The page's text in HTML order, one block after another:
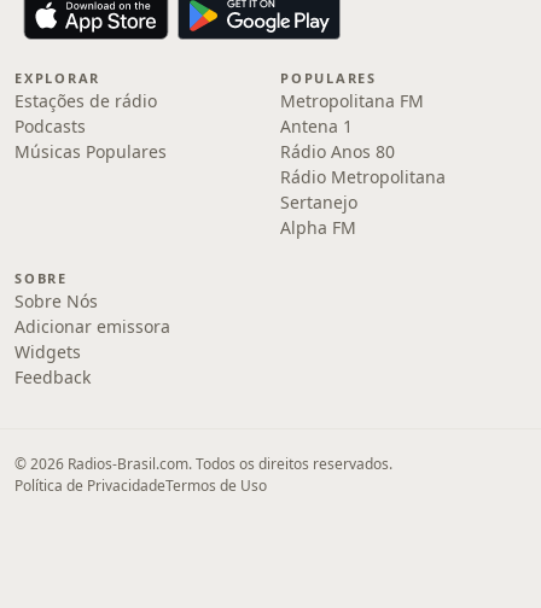
EXPLORAR
Estações de rádio
Podcasts
Músicas Populares
POPULARES
Metropolitana FM
Antena 1
Rádio Anos 80
Rádio Metropolitana
Sertanejo
Alpha FM
SOBRE
Sobre Nós
Adicionar emissora
Widgets
Feedback
© 2026 Radios-Brasil.com. Todos os direitos reservados.
Política de PrivacidadeTermos de Uso